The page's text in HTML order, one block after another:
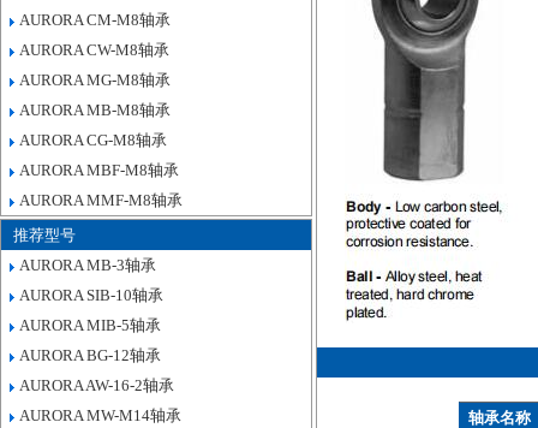
AURORA CM-M8轴承
AURORA CW-M8轴承
AURORA MG-M8轴承
AURORA MB-M8轴承
AURORA CG-M8轴承
AURORA MBF-M8轴承
AURORA MMF-M8轴承
推荐型号
AURORA MB-3轴承
AURORA SIB-10轴承
AURORA MIB-5轴承
AURORA BG-12轴承
AURORA AW-16-2轴承
AURORA MW-M14轴承
轴承名称